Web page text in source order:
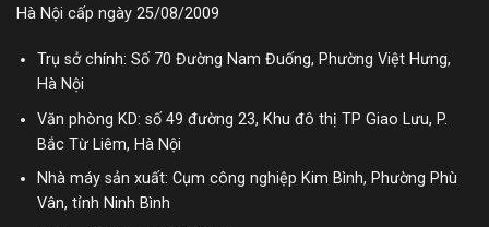
Hà Nội cấp ngày 25/08/2009
Trụ sở chính: Số 70 Đường Nam Đuống, Phường Việt Hưng,
Hà Nội
Văn phòng KD: số 49 đường 23, Khu đô thị TP Giao Lưu, P.
Bắc Từ Liêm, Hà Nội
Nhà máy sản xuất: Cụm công nghiệp Kim Bình, Phường Phù
Vân, tỉnh Ninh Bình